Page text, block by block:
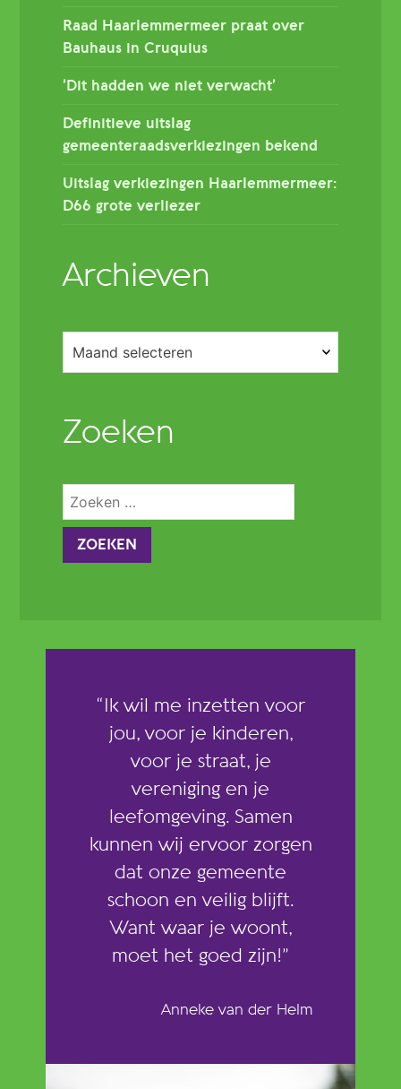
Raad Haarlemmermeer praat over
Bauhaus in Cruquius
’Dit hadden we niet verwacht’
Definitieve uitslag
gemeenteraadsverkiezingen bekend
Uitslag verkiezingen Haarlemmermeer:
D66 grote verliezer
Archieven
Archieven
Zoeken
Zoeken
naar:
“Ik wil me inzetten voor
jou, voor je kinderen,
voor je straat, je
vereniging en je
leefomgeving. Samen
kunnen wij ervoor zorgen
dat onze gemeente
schoon en veilig blijft.
Want waar je woont,
moet het goed zijn!”
Anneke van der Helm